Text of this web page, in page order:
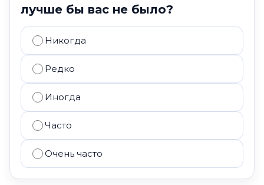
лучше бы вас не было?
Никогда
Редко
Иногда
Часто
Очень часто